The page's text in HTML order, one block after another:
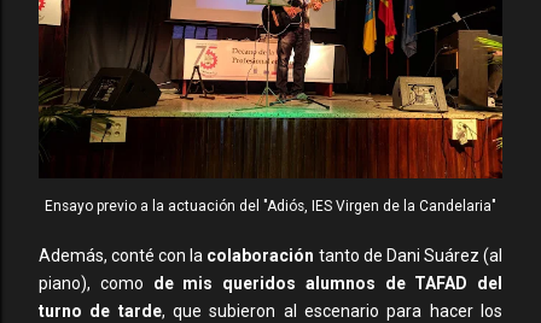
Ensayo previo a la actuación del "Adiós, IES Virgen de la Candelaria"
Además, conté con la colaboración tanto de Dani Suárez (al
piano), como de mis queridos alumnos de TAFAD del
turno de tarde, que subieron al escenario para hacer los